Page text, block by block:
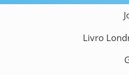
Livro